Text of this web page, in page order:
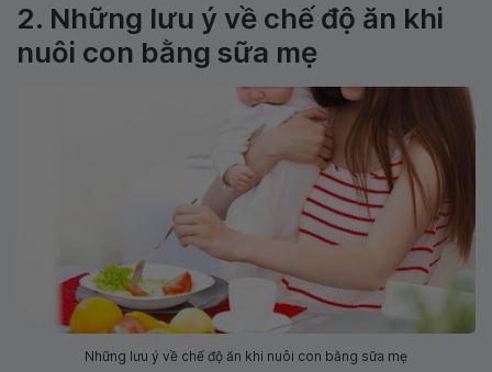
2. Những lưu ý về chế độ ăn khi
nuôi con bằng sữa mẹ
Những lưu ý về chế độ ăn khi nuôi con bằng sữa mẹ